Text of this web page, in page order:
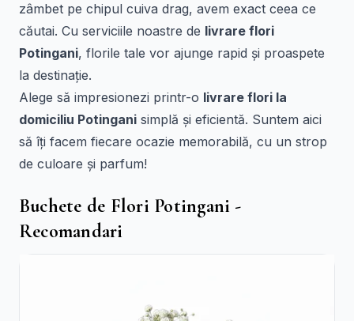
zâmbet pe chipul cuiva drag, avem exact ceea ce
căutai. Cu serviciile noastre de livrare flori
Potingani, florile tale vor ajunge rapid și proaspete
la destinație.
Alege să impresionezi printr-o livrare flori la
domiciliu Potingani simplă și eficientă. Suntem aici
să îți facem fiecare ocazie memorabilă, cu un strop
de culoare și parfum!
Buchete de Flori Potingani -
Recomandari